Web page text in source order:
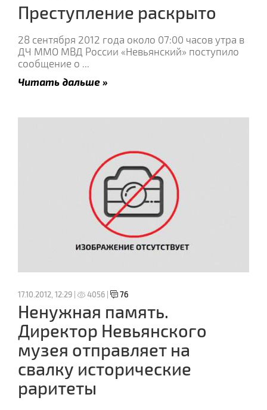
Преступление раскрыто
28 сентября 2012 года около 07:00 часов утра в
ДЧ ММО МВД России «Невьянский» поступило
сообщение о ...
Читать дальше »
17.10.2012, 12:29 | 4056 | 76
Ненужная память.
Директор Невьянского
музея отправляет на
свалку исторические
раритеты